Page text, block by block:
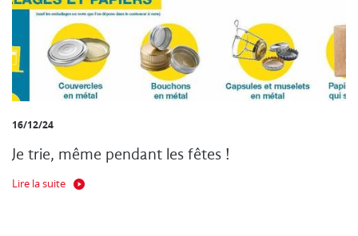
16/12/24
Je trie, même pendant les fêtes !
Lire la suite